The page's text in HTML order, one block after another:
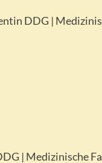
DDG |
| Medizinische